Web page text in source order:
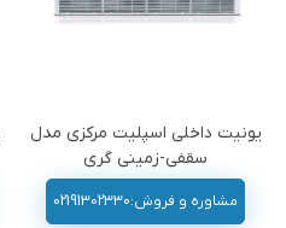
یونیت داخلی اسپلیت مرکزی مدل
سقفی-زمینی گری
مشاوره و فروش:02191302330